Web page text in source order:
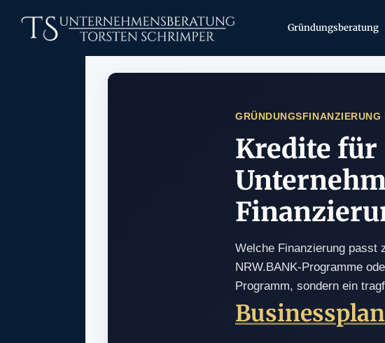
Gründungsberatung
GRÜNDUNGSFINANZIERUNG
Kredite für
Welche Finanzierung passt
NRW.BANK-Programme
Programm, sondern ein
Businessplan